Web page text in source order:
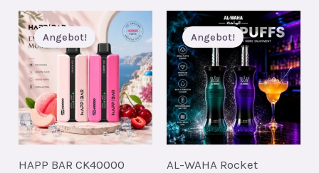
Angebot!
HAPP BAR CK40000
Angebot!
AL-WAHA Rocket